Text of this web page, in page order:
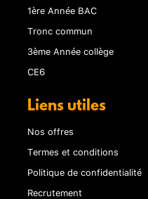
1ère Année BAC
Tronc commun
3ème Année collège
CE6
Liens utiles
Nos offres
Termes et conditions
Politique de confidentialité
Recrutement